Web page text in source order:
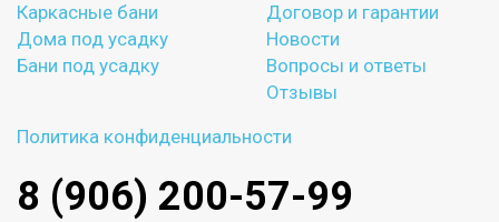
Каркасные бани
Дома под усадку
Бани под усадку
Договор и гарантии
Новости
Вопросы и ответы
Отзывы
Политика конфиденциальности
8 (906) 200-57-99